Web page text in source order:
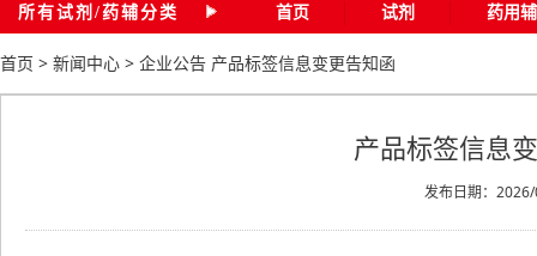
磷
二氯
所有试剂/药辅分类 首页 试剂 药用
首页 > 新闻中心 > 企业公告 产品标签信息变更告知函
产品标签信息
发布日期：